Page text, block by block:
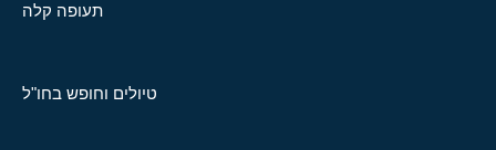
תעופה קלה
טיולים וחופש בחו"ל